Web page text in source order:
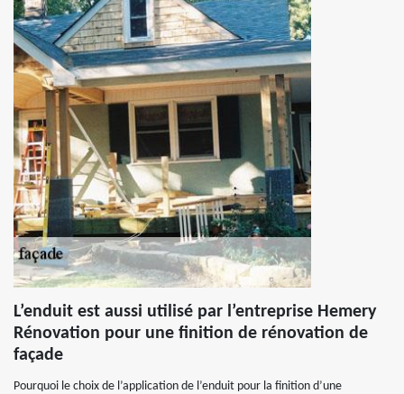
L’enduit est aussi utilisé par l’entreprise Hemery
Rénovation pour une finition de rénovation de
façade
Pourquoi le choix de l’application de l’enduit pour la finition d’une